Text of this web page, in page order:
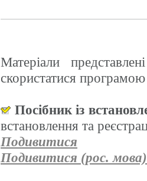
Матеріали
скористатися
Посібник із
встановлення та
Подивитися
Подивитися (рос. мова)